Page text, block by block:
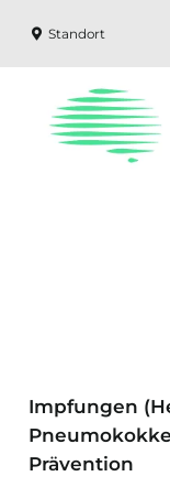
Standort
Impfungen
Prävention